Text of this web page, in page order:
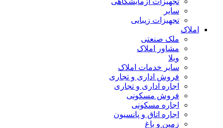
سایر
تجهیزات زیبایی
املاک
ملک صنعتی
مشاور املاک
ویلا
سایر خدمات املاک
فروش اداری و تجاری
اجاره اداری و تجاری
فروش مسکونی
اجاره مسکونی
اجاره اتاق و پانسیون
زمین و باغ